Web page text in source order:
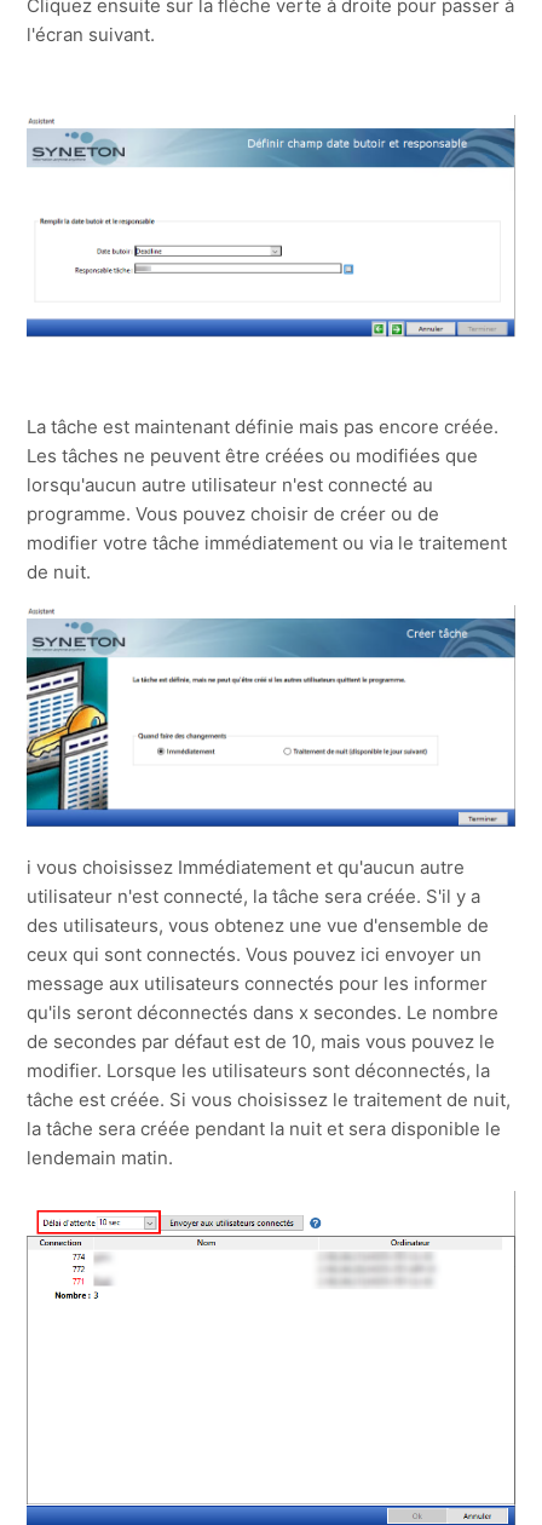
Cliquez ensuite sur la flèche verte à droite pour passer à
l'écran suivant.
La tâche est maintenant définie mais pas encore créée.
Les tâches ne peuvent être créées ou modifiées que
lorsqu'aucun autre utilisateur n'est connecté au
programme. Vous pouvez choisir de créer ou de
modifier votre tâche immédiatement ou via le traitement
de nuit.
i vous choisissez Immédiatement et qu'aucun autre
utilisateur n'est connecté, la tâche sera créée. S'il y a
des utilisateurs, vous obtenez une vue d'ensemble de
ceux qui sont connectés. Vous pouvez ici envoyer un
message aux utilisateurs connectés pour les informer
qu'ils seront déconnectés dans x secondes. Le nombre
de secondes par défaut est de 10, mais vous pouvez le
modifier. Lorsque les utilisateurs sont déconnectés, la
tâche est créée. Si vous choisissez le traitement de nuit,
la tâche sera créée pendant la nuit et sera disponible le
lendemain matin.